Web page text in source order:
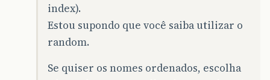
index).
Estou supondo que você saiba utilizar o
random.
Se quiser os nomes ordenados, escolha